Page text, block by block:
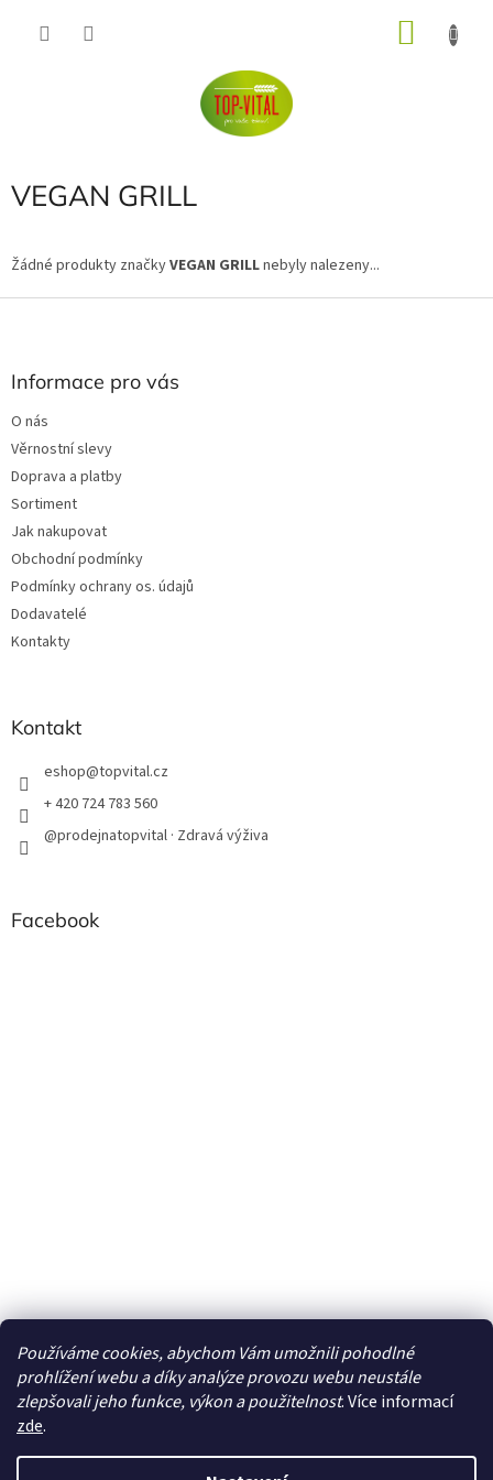
Používáme cookies, abychom Vám umožnili pohodlné
prohlížení webu a díky analýze provozu webu neustále
zlepšovali jeho funkce, výkon a použitelnost. Více informací
zde.
VEGAN GRILL
Žádné produkty značkyVEGAN GRILLnebyly nalezeny...
Informace pro vás
O nás
Věrnostní slevy
Doprava a platby
Sortiment
Jak nakupovat
Obchodní podmínky
Podmínky ochrany os. údajů
Dodavatelé
Kontakty
Kontakt
eshop@topvital.cz
+ 420 724 783 560
@prodejnatopvital · Zdravá výživa
Facebook